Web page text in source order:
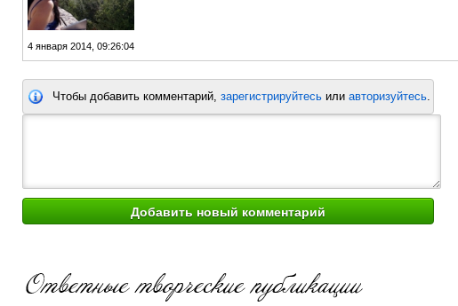
4 января 2014, 09:26:04
Чтобы добавить комментарий, зарегистрируйтесь или авторизуйтесь.